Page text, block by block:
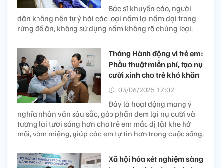
Bác sĩ khuyến cáo, người
dân không nên tự ý hái các loại nấm lạ, nấm dại trong
rừng để ăn, không sử dụng nấm không rõ chủng loại.
Tháng Hành động vì trẻ em:
Phẫu thuật miễn phí, tạo nụ
cười xinh cho trẻ khó khăn
03/06/2025 17:02’
Đây là hoạt động mang ý
nghĩa nhân văn sâu sắc, góp phần đem lại nụ cười và
tương lai tươi sáng hơn cho trẻ em mắc dị tật khe hở
môi, vòm miệng, giúp các em tự tin hơn trong cuộc sống.
Xã hội hóa xét nghiệm sàng